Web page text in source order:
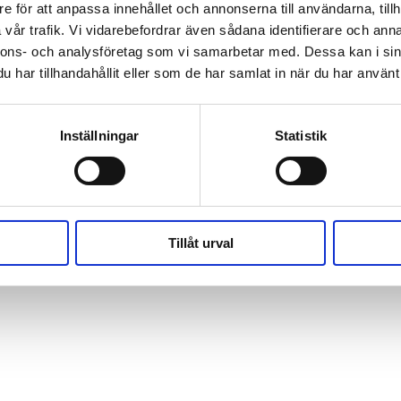
för att anpassa innehållet och annonserna till användarna,
trafik. Vi vidarebefordrar även sådana identifierare och
och analysföretag som vi samarbetar med. Dessa kan i
har tillhandahållit eller som de har samlat in när du har
Inställningar Statistik
Tillåt urval